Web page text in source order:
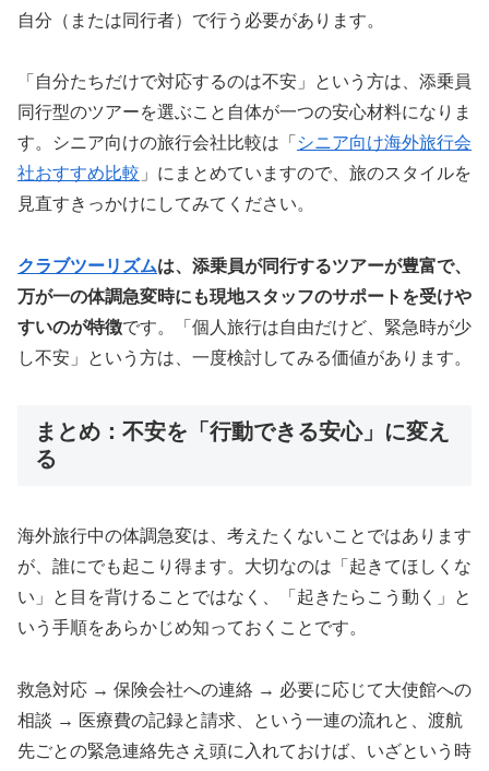
自分（または同行者）で行う必要があります。
「自分たちだけで対応するのは不安」という方は、添乗員
同行型のツアーを選ぶこと自体が一つの安心材料になりま
す。シニア向けの旅行会社比較は「 シニア向け海外旅行会
社おすすめ比較 」にまとめていますので、旅のスタイルを
見直すきっかけにしてみてください。
クラブツーリズムは、添乗員が同行するツアーが豊富で、
万が一の体調急変時にも現地スタッフのサポートを受けや
すいのが特徴です。「個人旅行は自由だけど、緊急時が少
し不安」という方は、一度検討してみる価値があります。
まとめ：不安を「行動できる安心」に変え
る
海外旅行中の体調急変は、考えたくないことではあります
が、誰にでも起こり得ます。大切なのは「起きてほしくな
い」と目を背けることではなく、「起きたらこう動く」と
いう手順をあらかじめ知っておくことです。
救急対応 → 保険会社への連絡 → 必要に応じて大使館への
相談 → 医療費の記録と請求、という一連の流れと、渡航
先ごとの緊急連絡先さえ頭に入れておけば、いざという時